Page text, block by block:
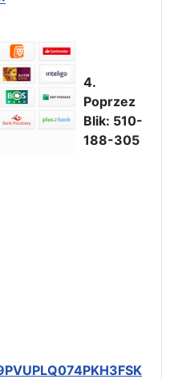
4.
Poprzez
Blik: 510-
188-305